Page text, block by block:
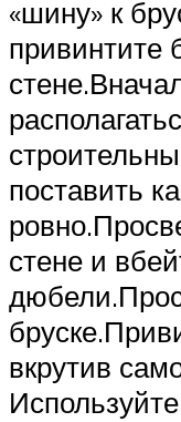
«шину» к
привинтите
поставить
стене и
вкрутив